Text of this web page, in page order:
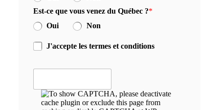
Est-ce que vous venez du Québec ?*
Oui
Non
J'accepte les termes et conditions